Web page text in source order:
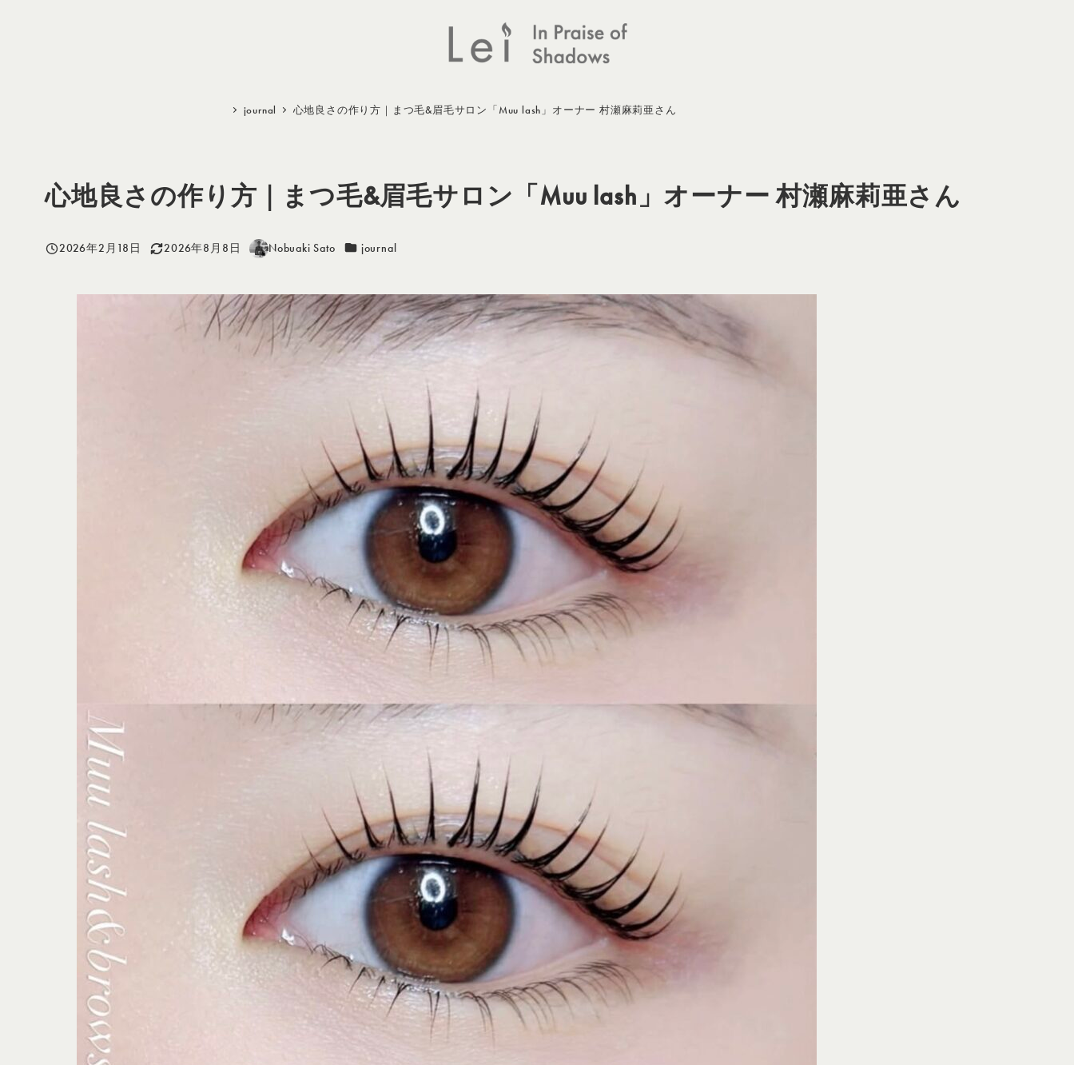
journal 心地良さの作り方｜まつ毛&眉毛サロン「Muu lash」オーナー 村瀬麻莉亜さん
心地良さの作り方｜まつ毛&眉毛サロン「Muu lash」オーナー 村瀬麻莉亜さん
投稿日
2026年2月18日
更新日
2026年8月8日
著
Nobuaki Sato カテゴリー
journal